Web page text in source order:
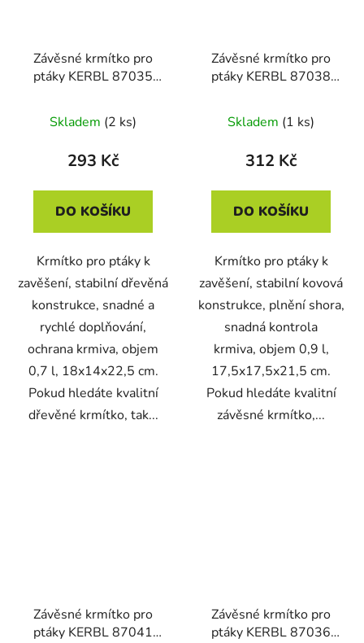
Závěsné krmítko pro
ptáky KERBL 87035
18x14x22,5 cm
Skladem (2 ks)
293 Kč
DO KOŠÍKU
Krmítko pro ptáky k
zavěšení, stabilní dřevěná
konstrukce, snadné a
rychlé doplňování,
ochrana krmiva, objem
0,7 l, 18x14x22,5 cm.
Pokud hledáte kvalitní
dřevěné krmítko, tak...
Závěsné krmítko pro
ptáky KERBL 87038
17,5x17,5x21,5 cm
Skladem (1 ks)
312 Kč
DO KOŠÍKU
Krmítko pro ptáky k
zavěšení, stabilní kovová
konstrukce, plnění shora,
snadná kontrola
krmiva, objem 0,9 l,
17,5x17,5x21,5 cm.
Pokud hledáte kvalitní
závěsné krmítko,...
Závěsné krmítko pro
ptáky KERBL 87041
Závěsné krmítko pro
ptáky KERBL 87036